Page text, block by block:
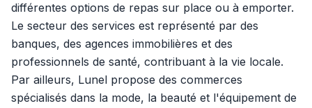
différentes options de repas sur place ou à emporter.
Le secteur des services est représenté par des
banques, des agences immobilières et des
professionnels de santé, contribuant à la vie locale.
Par ailleurs, Lunel propose des commerces
spécialisés dans la mode, la beauté et l'équipement de